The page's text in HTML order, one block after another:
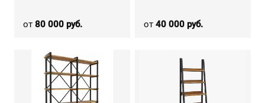
от80 000 руб. от40 000 руб.